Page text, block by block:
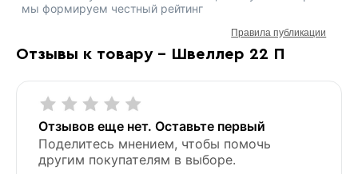
Отзывы к товару - Швеллер 22 П
Отзывов еще нет. Оставьте первый
Поделитесь мнением, чтобы помочь
другим покупателям в выборе.
мы формируем честный рейтинг
Правила публикации